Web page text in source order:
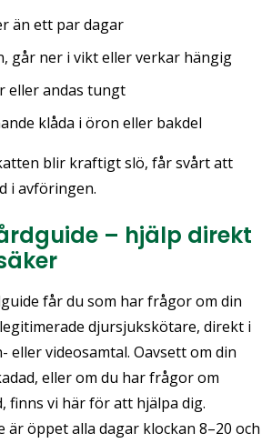
än ett par dagar
går ner i vikt eller verkar hängig
eller andas tungt
klåda i öron eller bakdel
blir kraftigt slö, får svårt att
i avföringen.
– hjälp direkt
får du som har frågor om din
djursjukskötare, direkt i
eller videosamtal. Oavsett om din
eller om du har frågor om
finns vi här för att hjälpa dig.
är öppet alla dagar klockan 8–20 och